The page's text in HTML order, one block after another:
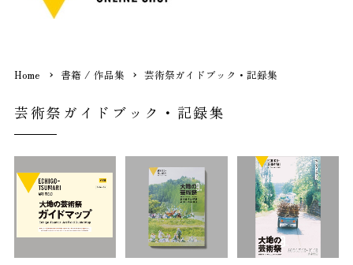
Home 書籍 / 作品集 芸術祭ガイドブック・記録集
芸術祭ガイドブック・記録集